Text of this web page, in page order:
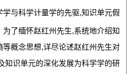
与科学计量学的先驱,知识单元假
了缅怀赵红州先生,系统地介绍知
概念思想,详尽论述赵红州先生对
知识单元的深化发展为科学学的研